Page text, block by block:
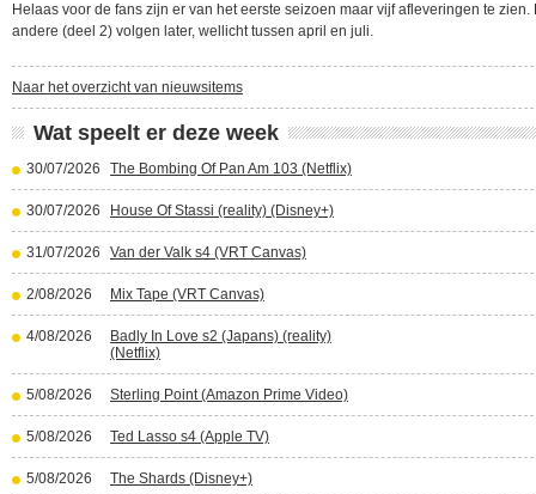
Helaas voor de fans zijn er van het eerste seizoen maar vijf afleveringen te zien.
andere (deel 2) volgen later, wellicht tussen april en juli.
Naar het overzicht van nieuwsitems
Wat speelt er deze week
30/07/2026 The Bombing Of Pan Am 103 (Netflix)
30/07/2026 House Of Stassi (reality) (Disney+)
31/07/2026 Van der Valk s4 (VRT Canvas)
2/08/2026 Mix Tape (VRT Canvas)
4/08/2026
Badly In Love s2 (Japans) (reality)
(Netflix)
5/08/2026 Sterling Point (Amazon Prime Video)
5/08/2026 Ted Lasso s4 (Apple TV)
5/08/2026 The Shards (Disney+)